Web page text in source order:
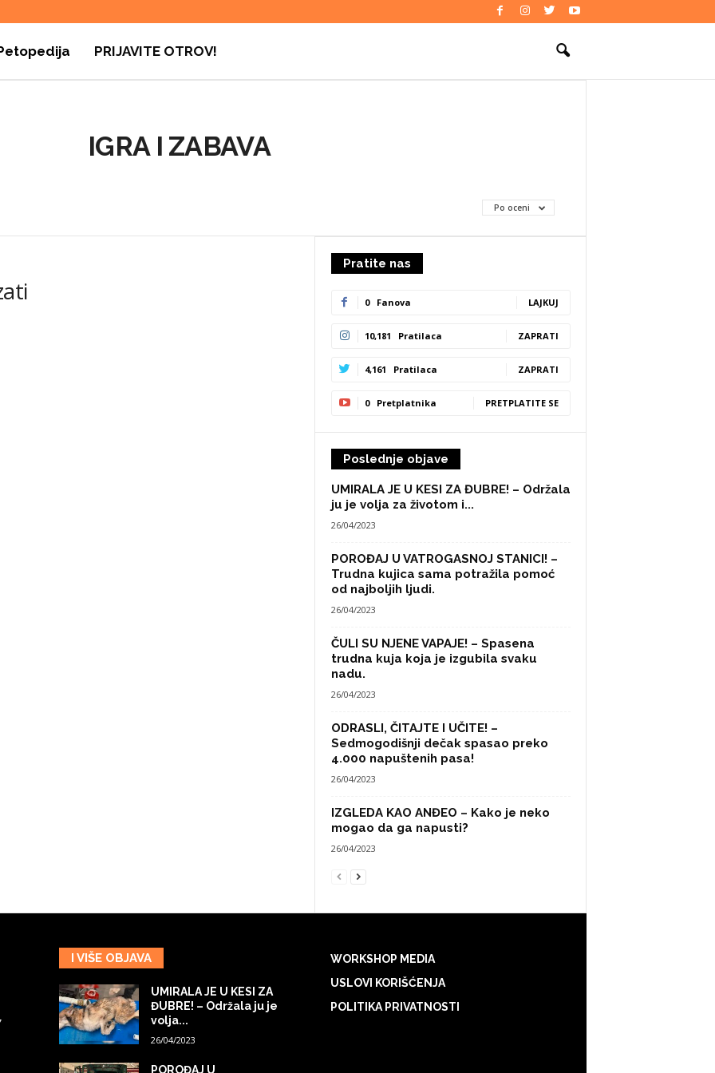
PRIJAVITE OTROV!
Po oceni
IGRA I ZABAVA
Pratite nas
0 Fanova LAJKUJ
10,181 Pratilaca ZAPRATI
4,161 Pratilaca ZAPRATI
0 Pretplatnika PRETPLATITE SE
Poslednje objave
UMIRALA JE U KESI ZA ĐUBRE! – Održala
ju je volja za životom i...
26/04/2023
POROĐAJ U VATROGASNOJ STANICI! –
Trudna kujica sama potražila pomoć
od najboljih ljudi.
26/04/2023
ČULI SU NJENE VAPAJE! – Spasena
trudna kuja koja je izgubila svaku
nadu.
26/04/2023
ODRASLI, ČITAJTE I UČITE! –
Sedmogodišnji dečak spasao preko
4.000 napuštenih pasa!
26/04/2023
IZGLEDA KAO ANĐEO – Kako je neko
mogao da ga napusti?
26/04/2023
I VIŠE OBJAVA
UMIRALA JE U KESI ZA
ĐUBRE! – Održala ju je
volja...
26/04/2023
POROĐAJ U
WORKSHOP MEDIA
USLOVI KORIŠĆENJA
POLITIKA PRIVATNOSTI